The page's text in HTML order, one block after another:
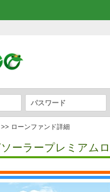
>> ローンファンド詳細
ソーラープレミアム